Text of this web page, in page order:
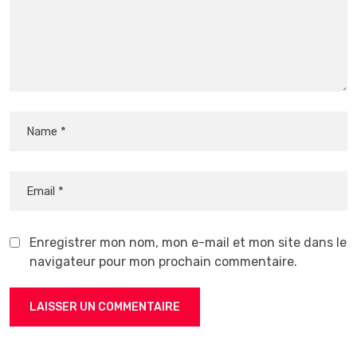
Enregistrer mon nom, mon e-mail et mon site dans le
navigateur pour mon prochain commentaire.